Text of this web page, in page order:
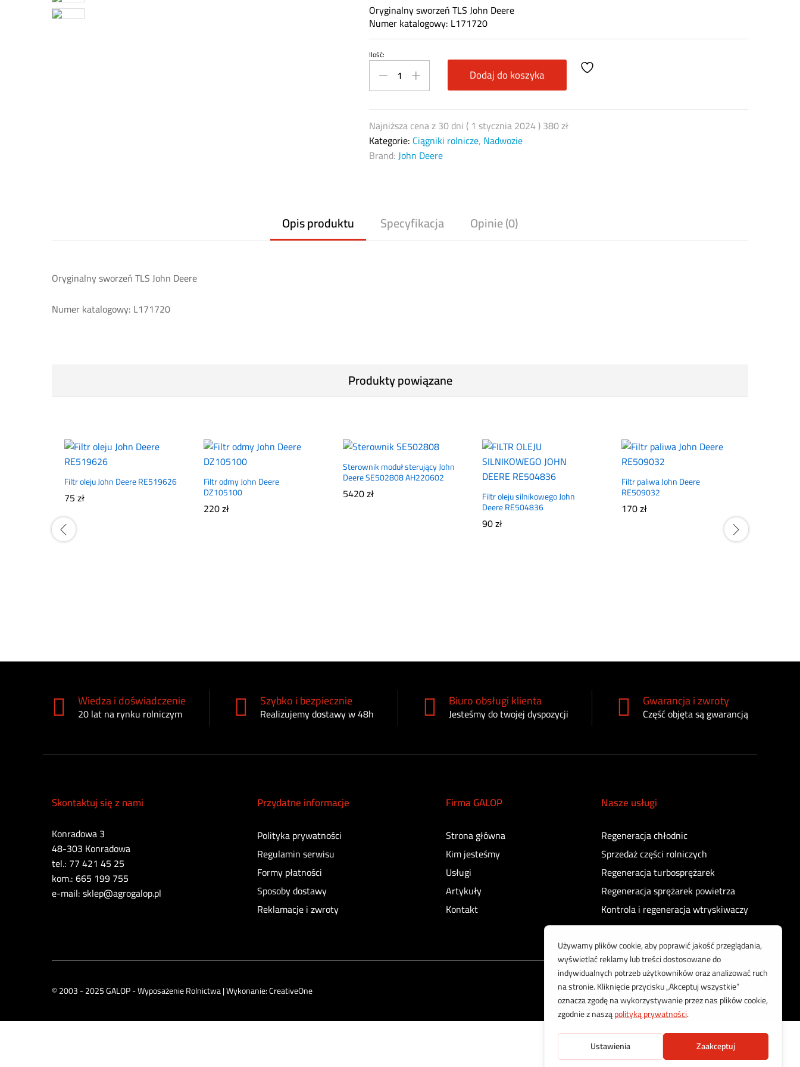
Oryginalny sworzeń TLS John Deere
Numer katalogowy: L171720
Sworzeń
TLS
John
quantity
Ilość:
Dodaj do koszyka
Najniższa cena z 30 dni ( 1 stycznia 2024)380zł
Kategorie: Ciągniki rolnicze, Nadwozie
Brand:John Deere
Opis produktu Specyfikacja Opinie (0)
Oryginalny sworzeń TLS John Deere
Numer katalogowy: L171720
Produkty powiązane
Filtr oleju John Deere RE519626
75zł
Filtr odmy John Deere
DZ105100
220zł
Sterownik moduł sterujący John
Deere SE502808 AH220602
5420zł Filtr oleju silnikowego John
Deere RE504836
90zł
Filtr paliwa John Deere
RE509032
170zł
Wiedza i doświadczenie
20 lat na rynku rolniczym
Szybko i bezpiecznie
Realizujemy dostawy w 48h
Biuro obsługi klienta
Jesteśmy do twojej dyspozycji
Gwarancja i zwroty
Część objęta są gwarancją
Skontaktuj się z nami
Konradowa 3
48-303 Konradowa
tel.: 77 421 45 25
kom.: 665 199 755
e-mail: sklep@agrogalop.pl
Przydatne informacje
Polityka prywatności
Regulamin serwisu
Formy płatności
Sposoby dostawy
Reklamacje i zwroty
Firma GALOP
Strona główna
Kim jesteśmy
Usługi
Artykuły
Kontakt
Nasze usługi
Regeneracja chłodnic
Sprzedaż części rolniczych
Regeneracja turbosprężarek
Regeneracja sprężarek powietrza
Kontrola i regeneracja wtryskiwaczy
© 2003 - 2025 GALOP - Wyposażenie Rolnictwa | Wykonanie:CreativeOne Korzystamy z bezpiecznych płatności